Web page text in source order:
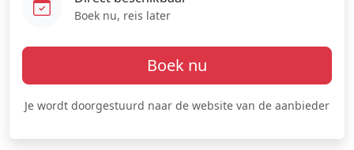
Boek nu, reis later
Boek nu
Je wordt doorgestuurd naar de website van de aanbieder